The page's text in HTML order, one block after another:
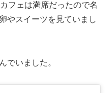
フェは満席だったので名
やスイーツを見ていまし
でいました。